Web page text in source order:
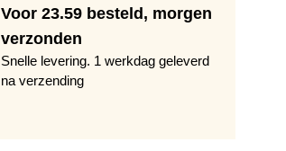
Voor 23.59 besteld, morgen
verzonden
Snelle levering. 1 werkdag geleverd
na verzending